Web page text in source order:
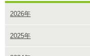
2026年
2025年